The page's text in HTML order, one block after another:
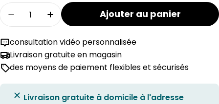
Quantité
Réduire la quantité pour la boîte de
Augmenter la quantité pour la boîte
Ajouter au panier
consultation vidéo personnalisée
Livraison gratuite en magasin
des moyens de paiement flexibles et sécurisés
Livraison gratuite à domicile à l'adresse